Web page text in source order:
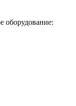
оборудование: